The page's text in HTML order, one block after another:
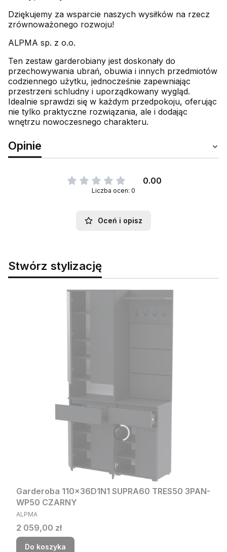
Dziękujemy za wsparcie naszych wysiłków na rzecz
zrównoważonego rozwoju!
ALPMA sp. z o.o.
Ten zestaw garderobiany jest doskonały do
przechowywania ubrań, obuwia i innych przedmiotów
codziennego użytku, jednocześnie zapewniając
przestrzeni schludny i uporządkowany wygląd.
Idealnie sprawdzi się w każdym przedpokoju, oferując
nie tylko praktyczne rozwiązania, ale i dodając
wnętrzu nowoczesnego charakteru.
Opinie
0.00
Liczba ocen: 0
Oceń i opisz
Stwórz stylizację
Garderoba 110x36D1N1 SUPRA60 TRES50 3PAN-
WP50 CZARNY
PRODUCENT
ALPMA
Cena
2 059,00 zł
Do koszyka